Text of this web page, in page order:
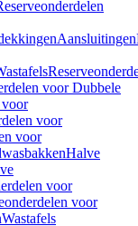
Aansluitingen
voor Dubbele
voor
voor
voor
Halve
voor
voor
Wastafels